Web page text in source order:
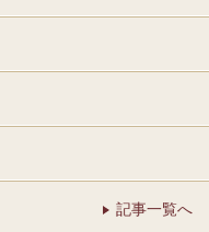
記事一覧へ